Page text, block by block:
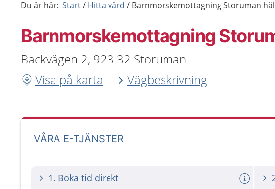
Du är här: Start Hitta vård Barnmorskemottagning Storuman
Barnmorskemottagning
Backvägen 2, 923 32 Storuman
Visa på karta
Vägbeskrivning
VÅRA E-TJÄNSTER
1. Boka tid direkt